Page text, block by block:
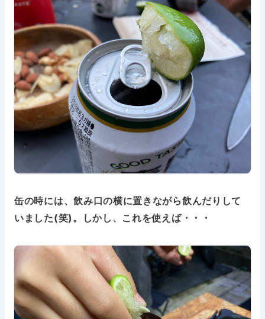
缶の時には、飲み口の横に置きながら飲んだりして
いました(笑)。しかし、これを使えば・・・